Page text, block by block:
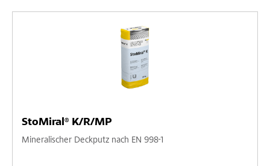
StoMiral® K/R/MP
Mineralischer Deckputz nach EN 998-1